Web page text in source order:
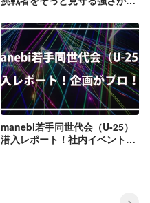
manebi若手同世代会（U-25）
潜入レポート！社内イベントは